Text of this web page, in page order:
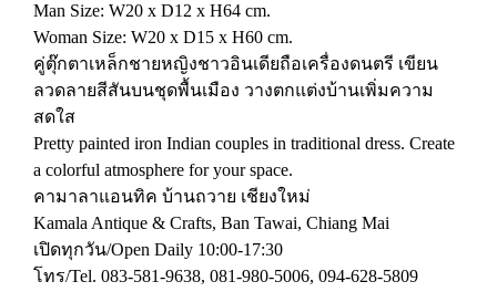
Man Size: W20 x D12 x H64 cm.
Woman Size: W20 x D15 x H60 cm.
คู่ตุ๊กตาเหล็กชายหญิงชาวอินเดียถือเครื่องดนตรี เขียน
ลวดลายสีสันบนชุดพื้นเมือง วางตกแต่งบ้านเพิ่มความ
สดใส
Pretty painted iron Indian couples in traditional dress. Create
a colorful atmosphere for your space.
คามาลาแอนทิค บ้านถวาย เชียงใหม่
Kamala Antique & Crafts, Ban Tawai, Chiang Mai
เปิดทุกวัน/Open Daily 10:00-17:30
โทร/Tel. 083-581-9638, 081-980-5006, 094-628-5809